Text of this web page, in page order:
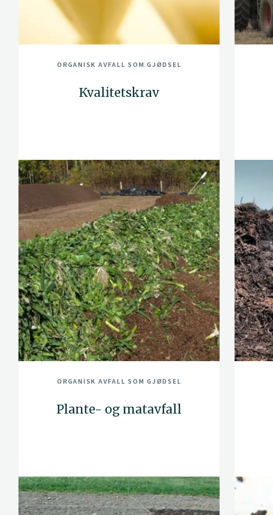
ORGANISK AVFALL SOM GJØDSEL
Kvalitetskrav
ORGANISK AVFALL SOM GJØDSEL
Plante- og matavfall